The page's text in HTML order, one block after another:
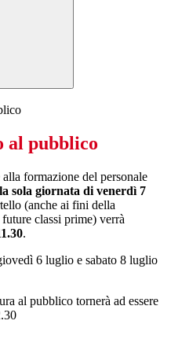
al pubblico
formazione del personale
sola giornata di venerdì 7
(anche ai fini della
classi prime) verrà
.
6 luglio e sabato 8 luglio
al pubblico tornerà ad essere